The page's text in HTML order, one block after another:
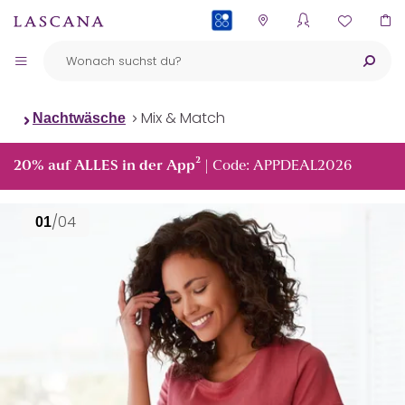
Nachtwäsche Mix & Match
20% auf ALLES in der App² | Code: APPDEAL2026
01/04